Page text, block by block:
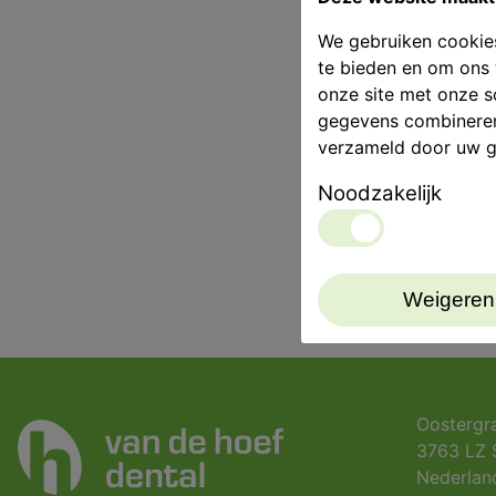
3763 LZ
We gebruiken
te bieden en om
onze site met onze
gegevens
verzameld door uw
Noodzakelijk
Weigeren